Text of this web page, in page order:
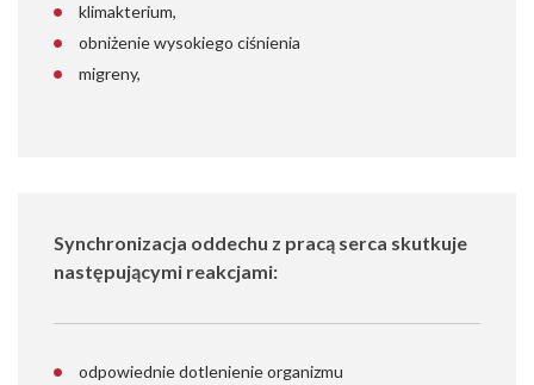
klimakterium,
obniżenie wysokiego ciśnienia
migreny,
Synchronizacja oddechu z pracą serca skutkuje
następującymi reakcjami:
odpowiednie dotlenienie organizmu